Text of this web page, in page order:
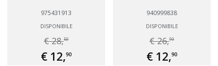
975431913
DISPONIBILE
€ 28,50
€ 12,90
940999838
DISPONIBILE
€ 26,90
€ 12,90